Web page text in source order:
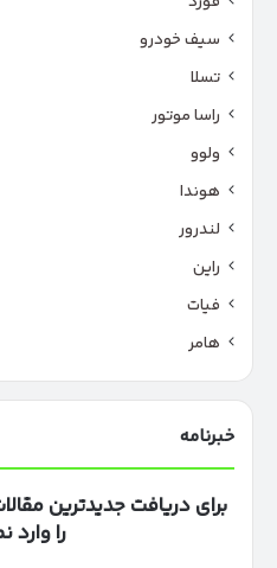
سیف خودرو
تسلا
راسا موتور
ولوو
هوندا
لندرور
راین
فیات
هامر
خبرنامه
برای دریافت جدیدترین
را وارد